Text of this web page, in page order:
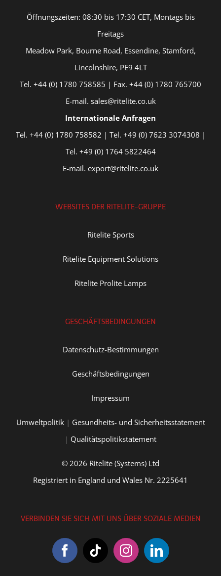
Öffnungszeiten: 08:30 bis 17:30 CET, Montags bis
Freitags
Meadow Park, Bourne Road, Essendine, Stamford,
Lincolnshire, PE9 4LT
Tel. +44 (0) 1780 758585 | Fax. +44 (0) 1780 765700
E-mail. sales@ritelite.co.uk
Internationale Anfragen
Tel. +44 (0) 1780 758582 | Tel. +49 (0) 7623 3074308 |
Tel. +49 (0) 1764 5822464
E-mail. export@ritelite.co.uk
WEBSITES DER RITELITE-GRUPPE
Ritelite Sports
Ritelite Equipment Solutions
Ritelite Prolite Lamps
GESCHÄFTSBEDINGUNGEN
Datenschutz-Bestimmungen
Geschäftsbedingungen
Impressum
Umweltpolitik| Gesundheits- und Sicherheitsstatement
| Qualitätspolitikstatement
© 2026 Ritelite (Systems) Ltd
Registriert in England und Wales Nr. 2225641
VERBINDEN SIE SICH MIT UNS ÜBER SOZIALE MEDIEN